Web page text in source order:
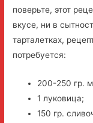
поверьте, этот
вкусе, ни в
тарталетках,
потребуется:
200-250 гр.
1 луковица;
150 гр.